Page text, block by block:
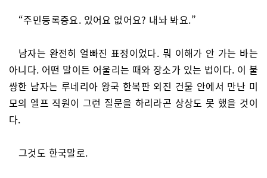
“주민등록증요. 있어요 없어요? 내놔 봐요.”
남자는 완전히 얼빠진 표정이었다. 뭐 이해가 안 가는 바는
아니다. 어떤 말이든 어울리는 때와 장소가 있는 법이다. 이 불
쌍한 남자는 루네리아 왕국 한복판 외진 건물 안에서 만난 미
모의 엘프 직원이 그런 질문을 하리라곤 상상도 못 했을 것이
다.
그것도 한국말로.